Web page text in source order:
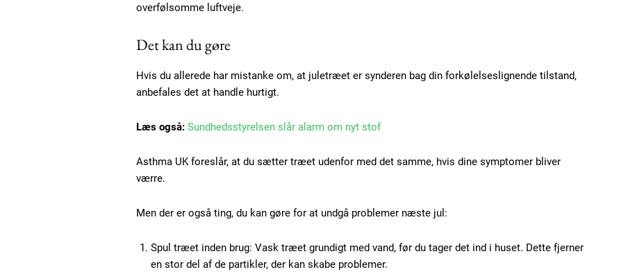
Praesent euismod ac
Ut mollis pellentesque tortor
Nullam eu erat condimentum
Orci varius natoque dolor
Ut mollis pellentesque tortor
overfølsomme luftveje.
Det kan du gøre
Hvis du allerede har mistanke om, at juletræet er synderen bag din forkølelseslignende tilstand,
anbefales det at handle hurtigt.
Læs også: Sundhedsstyrelsen slår alarm om nyt stof
Asthma UK foreslår, at du sætter træet udenfor med det samme, hvis dine symptomer bliver
værre.
Men der er også ting, du kan gøre for at undgå problemer næste jul:
Spul træet inden brug: Vask træet grundigt med vand, før du tager det ind i huset. Dette fjerner
en stor del af de partikler, der kan skabe problemer.